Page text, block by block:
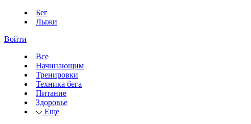
Бег
Лыжи
Войти
Все
Начинающим
Тренировки
Техника бега
Питание
Здоровье
Еще